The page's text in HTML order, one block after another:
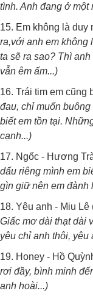
tình. Anh đang ở một
15. Em không là duy
ra,với anh em không
ta sẽ ra sao? Thì
vẫn êm ấm...)
16. Trái tim em cũng
đau, chỉ muốn
biết em tồn tại.
cạnh...)
17. Ngốc - Hương
dấu riêng mình em
gìn giữ nên em đành
18. Yêu anh - Miu Lê
Giấc mơ dài thạt dài
yêu chỉ anh thôi, yêu
19. Honey - Hồ
rơi đầy, bình minh
anh hoài...)